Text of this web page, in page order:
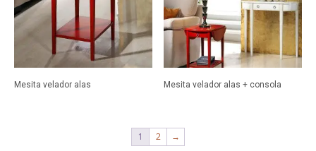
Mesita velador alas Mesita velador alas + consola
1 2 →